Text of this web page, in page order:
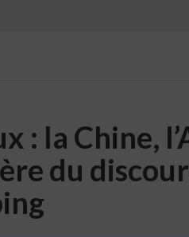
: la Chine,
du